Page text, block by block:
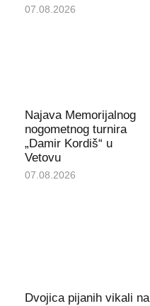
07.08.2026
Najava Memorijalnog
nogometnog turnira
„Damir Kordiš“ u
Vetovu
07.08.2026
Dvojica pijanih vikali na